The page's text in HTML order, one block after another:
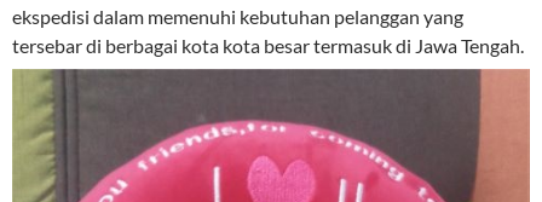
ekspedisi dalam memenuhi kebutuhan pelanggan yang
tersebar di berbagai kota kota besar termasuk di Jawa Tengah.